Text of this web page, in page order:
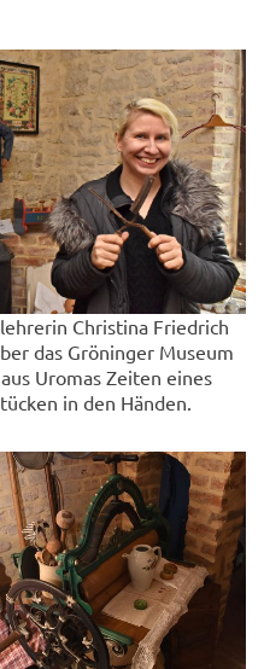
Christina Friedrich
das Gröninger Museum
Uromas Zeiten eines
in den Händen.